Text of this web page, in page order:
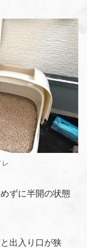
ずに半開の状態
出入り口が狭